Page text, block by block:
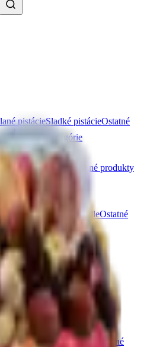
pistácieSladké pistácieOstatné
Ďalšie kategórie
Sladké kešu
Ostatné produkty
mandle Sladké mandleOstatné
Ďalšie kategórie
S čokoládou Slaný karamel
Ostatné